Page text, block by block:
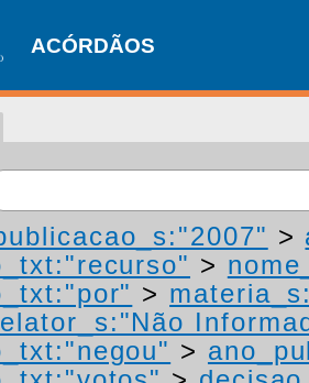
ACÓRDÃOS
>
>
>
>